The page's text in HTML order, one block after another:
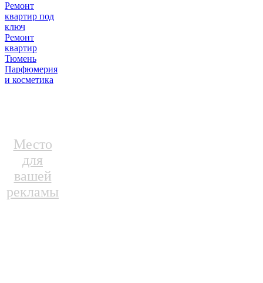
Ремонт
квартир под
ключ
Ремонт
квартир
Тюмень
Парфюмерия
и косметика
Место
для
вашей
рекламы